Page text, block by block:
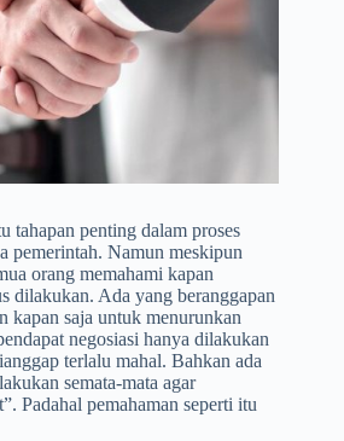
tahapan penting dalam proses
pemerintah. Namun meskipun
orang memahami kapan
dilakukan. Ada yang beranggapan
kapan saja untuk menurunkan
negosiasi hanya dilakukan
terlalu mahal. Bahkan ada
semata-mata agar
Padahal pemahaman seperti itu